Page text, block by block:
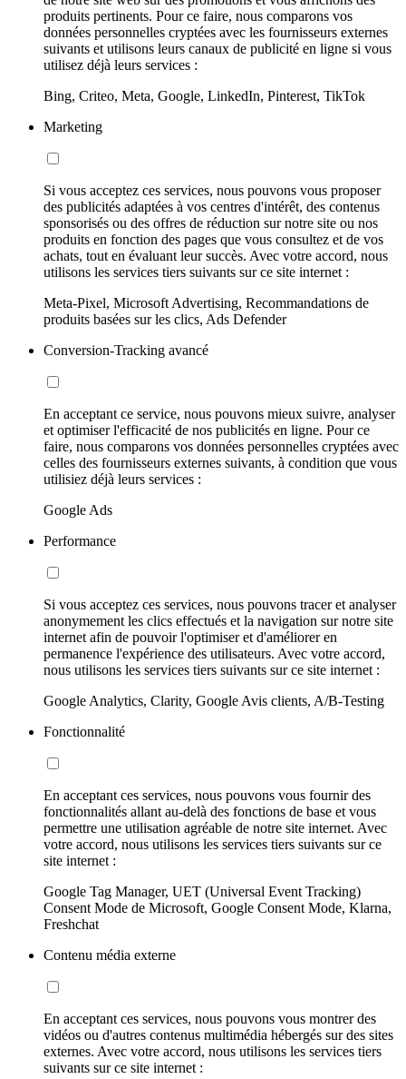
produits pertinents. Pour ce faire, nous comparons vos
données personnelles cryptées avec les fournisseurs externes
suivants et utilisons leurs canaux de publicité en ligne si vous
utilisez déjà leurs services :
Bing, Criteo, Meta, Google, LinkedIn, Pinterest, TikTok
Marketing
Si vous acceptez ces services, nous pouvons vous proposer
des publicités adaptées à vos centres d'intérêt, des contenus
sponsorisés ou des offres de réduction sur notre site ou nos
produits en fonction des pages que vous consultez et de vos
achats, tout en évaluant leur succès. Avec votre accord, nous
utilisons les services tiers suivants sur ce site internet :
Meta-Pixel, Microsoft Advertising, Recommandations de
produits basées sur les clics, Ads Defender
Conversion-Tracking avancé
En acceptant ce service, nous pouvons mieux suivre, analyser
et optimiser l'efficacité de nos publicités en ligne. Pour ce
faire, nous comparons vos données personnelles cryptées avec
celles des fournisseurs externes suivants, à condition que vous
utilisiez déjà leurs services :
Google Ads
Performance
Si vous acceptez ces services, nous pouvons tracer et analyser
anonymement les clics effectués et la navigation sur notre site
internet afin de pouvoir l'optimiser et d'améliorer en
permanence l'expérience des utilisateurs. Avec votre accord,
nous utilisons les services tiers suivants sur ce site internet :
Google Analytics, Clarity, Google Avis clients, A/B-Testing
Fonctionnalité
En acceptant ces services, nous pouvons vous fournir des
fonctionnalités allant au-delà des fonctions de base et vous
permettre une utilisation agréable de notre site internet. Avec
votre accord, nous utilisons les services tiers suivants sur ce
site internet :
Google Tag Manager, UET (Universal Event Tracking)
Consent Mode de Microsoft, Google Consent Mode, Klarna,
Freshchat
Contenu média externe
En acceptant ces services, nous pouvons vous montrer des
vidéos ou d'autres contenus multimédia hébergés sur des sites
externes. Avec votre accord, nous utilisons les services tiers
suivants sur ce site internet :